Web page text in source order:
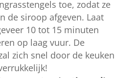
toe, zodat ze
de siroop afgeven. Laat
10 tot 15 minuten
op laag vuur. De
zich snel door de keuken